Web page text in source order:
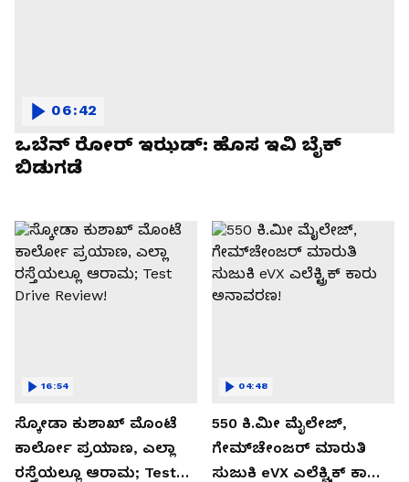
ಒಬೆನ್ ರೋರ್ ಇಝಡ್: ಹೊಸ ಇವಿ ಬೈಕ್
ಬಿಡುಗಡೆ
06:42
ಸ್ಕೋಡಾ ಕುಶಾಖ್ ಮೊಂಟೆ
ಕಾರ್ಲೋ ಪ್ರಯಾಣ, ಎಲ್ಲಾ
ರಸ್ತೆಯಲ್ಲೂ ಆರಾಮ; Test
16:54
550 ಕಿ.ಮೀ ಮೈಲೇಜ್,
ಗೇಮ್‌ಚೇಂಜರ್ ಮಾರುತಿ
ಸುಜುಕಿ eVX ಎಲೆಕ್ಟ್ರಿಕ್ ಕಾರು
04:48